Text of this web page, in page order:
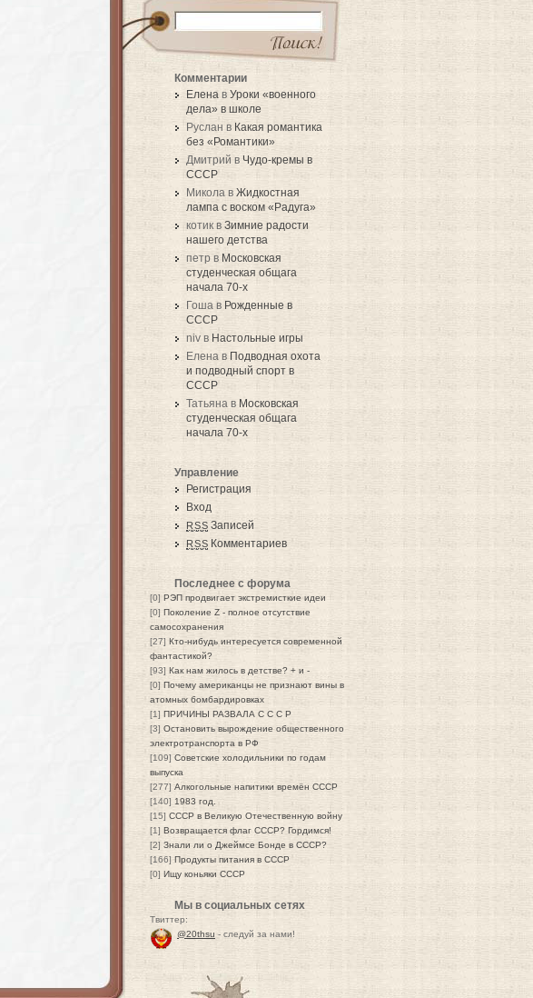
Комментарии
Елена в Уроки «военного
дела» в школе
Руслан в Какая романтика
без «Романтики»
Дмитрий в Чудо-кремы в
СССР
Микола в Жидкостная
лампа с воском «Радуга»
котик в Зимние радости
нашего детства
петр в Московская
студенческая общага
начала 70-х
Гоша в Рожденные в
СССР
niv в Настольные игры
Елена в Подводная охота
и подводный спорт в
СССР
Татьяна в Московская
студенческая общага
начала 70-х
Управление
Регистрация
Вход
RSS Записей
RSS Комментариев
Последнее с форума
[0] РЭП продвигает экстремисткие идеи
[0] Поколение Z - полное отсутствие
самосохранения
[27] Кто-нибудь интересуется современной
фантастикой?
[93] Как нам жилось в детстве? + и -
[0] Почему американцы не признают вины в
атомных бомбардировках
[1] ПРИЧИНЫ РАЗВАЛА С С С Р
[3] Остановить вырождение общественного
электротранспорта в РФ
[109]Советские холодильники по годам
выпуска
[277] Алкогольные напитики времён СССР
[140] 1983 год.
[15] СССР в Великую Отечественную войну
[1] Возвращается флаг СССР? Гордимся!
[2] Знали ли о Джеймсе Бонде в СССР?
[166]Продукты питания в СССР
[0] Ищу коньяки СССР
Мы в социальных сетях
Твиттер:
@20thsu - следуй за нами!